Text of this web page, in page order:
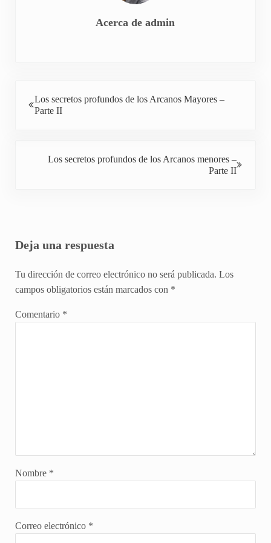
Acerca deadmin
Los secretos profundos de los Arcanos Mayores –
Parte II
Los secretos profundos de los Arcanos menores –
Parte II
Deja una respuesta
Tu dirección de correo electrónico no será publicada. Los
campos obligatorios están marcados con *
Comentario *
Nombre *
Correo electrónico *